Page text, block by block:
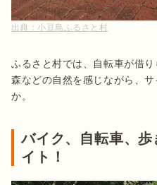
出典： 小豆島ふるさと村
ふるさと村では、自転車が借
森などの自然を感じながら、
か。
バイク、自転車、
イト！